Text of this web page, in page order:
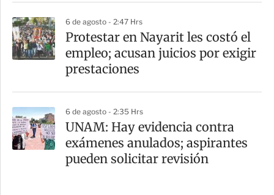
6 de agosto - 2:47 Hrs
Protestar en Nayarit les costó el
empleo; acusan juicios por exigir
prestaciones
6 de agosto - 2:35 Hrs
UNAM: Hay evidencia contra
exámenes anulados; aspirantes
pueden solicitar revisión